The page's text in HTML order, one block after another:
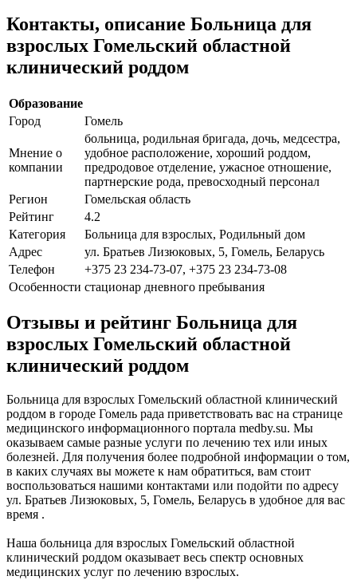
Контакты, описание Больница для
взрослых Гомельский областной
клинический роддом
Образование
Город
Гомель
Мнение о
компании
больница, родильная бригада, дочь, медсестра,
удобное расположение, хороший роддом,
предродовое отделение, ужасное отношение,
партнерские рода, превосходный персонал
Регион
Гомельская область
Рейтинг
4.2
Категория
Больница для взрослых, Родильный дом
Адрес
ул. Братьев Лизюковых, 5, Гомель, Беларусь
Телефон
+375 23 234-73-07, +375 23 234-73-08
Особенности стационар дневного пребывания
Отзывы и рейтинг Больница для
взрослых Гомельский областной
клинический роддом
Больница для взрослых Гомельский областной клинический
роддом в городе Гомель рада приветствовать вас на странице
медицинского информационного портала medby.su. Мы
оказываем самые разные услуги по лечению тех или иных
болезней. Для получения более подробной информации о том,
в каких случаях вы можете к нам обратиться, вам стоит
воспользоваться нашими контактами или подойти по адресу
ул. Братьев Лизюковых, 5, Гомель, Беларусь в удобное для вас
время .
Наша больница для взрослых Гомельский областной
клинический роддом оказывает весь спектр основных
медицинских услуг по лечению взрослых.